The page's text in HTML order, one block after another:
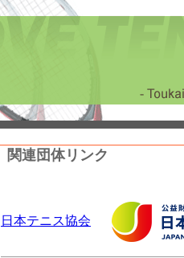
関連団体リンク
日本テニス協会